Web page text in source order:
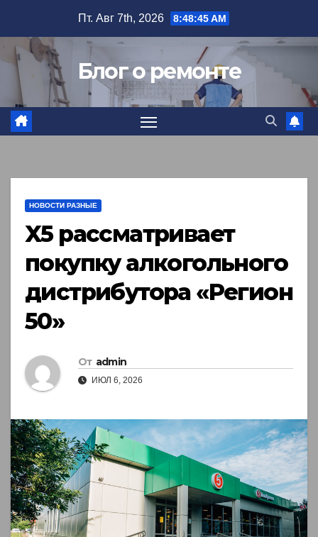
содержимому
Пт. Авг 7th, 2026 8:48:46 AM
Блог о ремонте
НОВОСТИ РАЗНЫЕ
X5 рассматривает
покупку алкогольного
дистрибутора «Регион
50»
От admin
ИЮЛ 6, 2026